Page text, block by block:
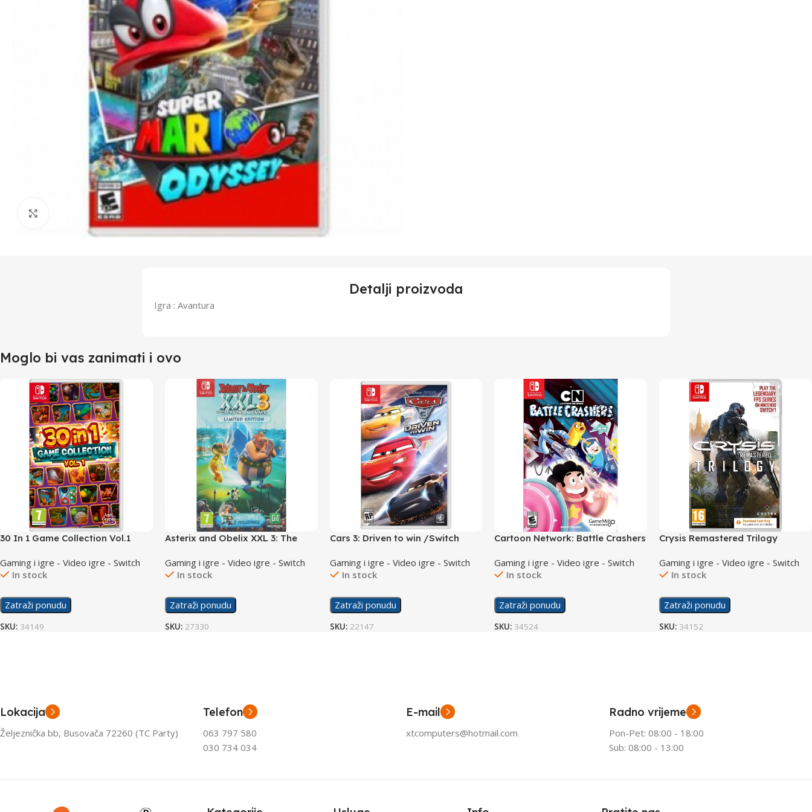
Click to enlarge
Detalji proizvoda
Igra : Avantura
Moglo bi vas zanimati i ovo
30 In 1 Game Collection Vol.1
Gaming i igre - Video igre - Switch
In stock
Zatraži ponudu
SKU: 34149
Asterix and Obelix XXL 3: The
/Switch
Gaming i igre - Video igre - Switch
In stock
Zatraži ponudu
SKU: 27330
Cars 3: Driven to win /Switch
Gaming i igre - Video igre - Switch
In stock
Zatraži ponudu
SKU: 22147
Cartoon Network: Battle Crashers
Gaming i igre - Video igre - Switch
In stock
Zatraži ponudu
SKU: 34524
Crysis Remastered Trilogy
Gaming i igre - Video igre - Switch
In stock
Zatraži ponudu
SKU: 34152
Lokacija
Željeznička bb, Busovača 72260 (TC Party)
Telefon
063 797 580
030 734 034
E-mail
xtcomputers@hotmail.com
Radno vrijeme
Pon-Pet: 08:00 - 18:00
Sub: 08:00 - 13:00